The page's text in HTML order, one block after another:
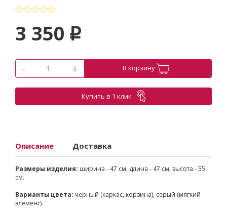
3 350 p
- + В корзину
Купить в 1 клик
Описание Доставка
Размеры изделия: ширина - 47 см, длина - 47 см, высота - 55
см.
Варианты цвета: черный (каркас, корзина), серый (мягкий
элемент).